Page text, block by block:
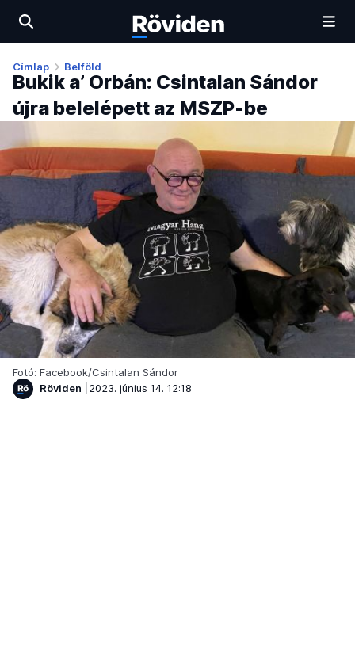
Címlap Belföld
Bukik a’ Orbán: Csintalan Sándor
újra belelépett az MSZP-be
Fotó: Facebook/Csintalan Sándor
Röviden
2023. június 14. 12:18